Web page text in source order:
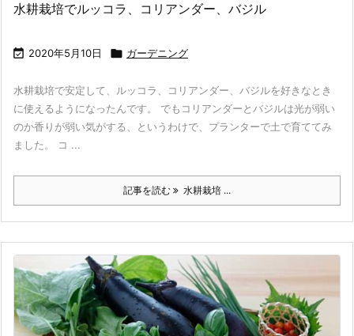
水耕栽培でルッコラ、コリアンダー、バジル
 2020年5月10日  ガーデニング
水耕栽培で安定して、ルッコラ、コリアンダー、バジルを好きなとき
に使えるようになったんです。 でもコリアンダーとバジルは光が弱い
のか香りが弱い気がする、というわけで、プランターで土で育ててみ
ました。 コ ...
記事を読む 水耕栽培 ...